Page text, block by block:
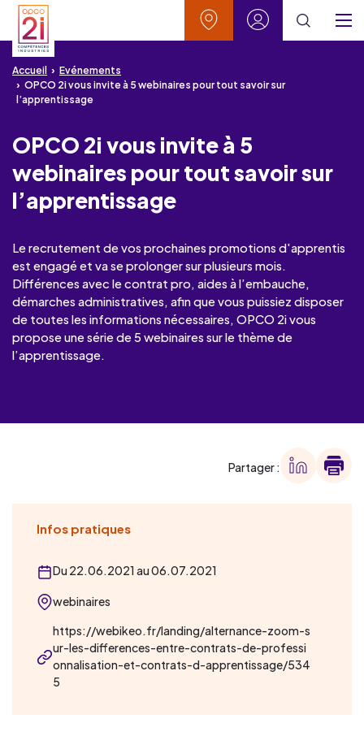
Aller au contenu
Aller à la recherche
Aller au menu
Aller au pied de page
Accueil
Evénements
OPCO 2i vous invite à 5 webinaires pour tout savoir sur
l’apprentissage
OPCO 2i vous invite à 5
webinaires pour tout savoir sur
l’apprentissage
Le recrutement de vos prochaines promotions d'apprentis
est engagé et va se prolonger sur plusieurs mois.
Différences avec le contrat pro, aides à l’embauche,
démarches administratives, afin que vous puissiez disposer
de toutes les informations nécessaires, OPCO 2i vous
propose une série de 5 webinaires sur le thème de
l’apprentissage.
Partager :
Infos pratiques
Du 22.06.2021 au 06.07.2021
webinaires
https://webikeo.fr/landing/alternance-zoom-s
ur-les-differences-entre-contrats-de-professi
onnalisation-et-contrats-d-apprentissage/534
5